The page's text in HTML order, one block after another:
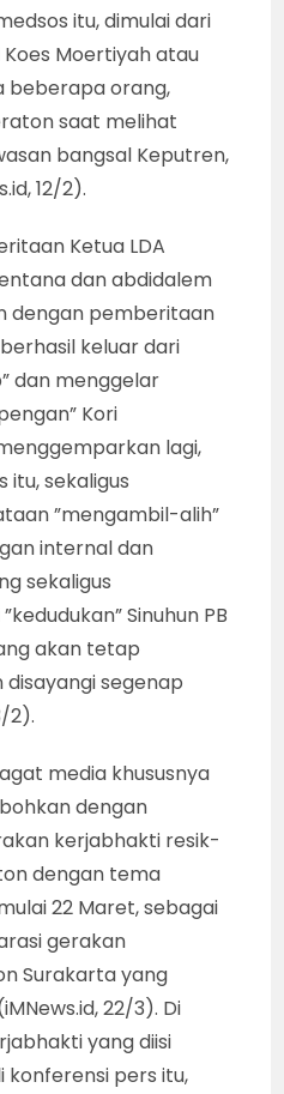
itu, dimulai dari
Moertiyah atau
beberapa orang,
saat melihat
bangsal Keputren,
12/2).
Ketua LDA
dan abdidalem
dengan pemberitaan
keluar dari
dan menggelar
Kori
lagi,
itu, sekaligus
”mengambil-alih”
internal dan
sekaligus
Sinuhun PB
akan tetap
segenap
2).
media khususnya
dengan
kerjabhakti resik-
dengan tema
22 Maret, sebagai
gerakan
Surakarta yang
22/3). Di
yang diisi
pers itu,